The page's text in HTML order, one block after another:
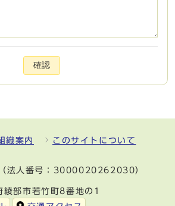
確認
織案内 このサイトについて
（法人番号：3000020262030）
部市若竹町8番地の1